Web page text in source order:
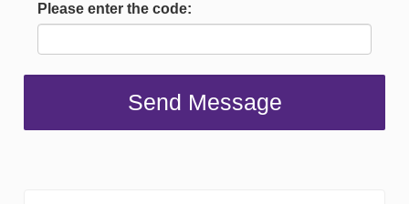
Please enter the code: